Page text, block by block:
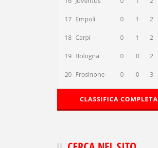
17 Empoli 0 1 2
18 Carpi 0 1 2
19 Bologna 0 0 2
20 Frosinone 0 0 3
CLASSIFICA COMPLETA